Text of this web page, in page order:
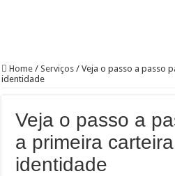
Home / Serviços / Veja o passo a passo
identidade
Veja o passo a
a primeira
identidade